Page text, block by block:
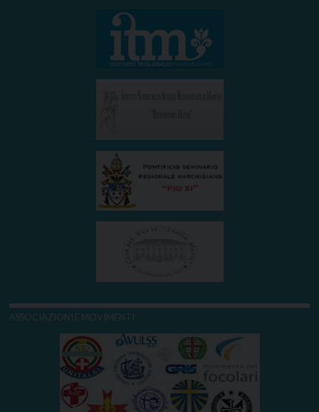
ASSOCIAZIONI E MOVIMENTI